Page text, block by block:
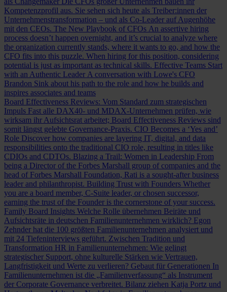
Kompetenzprofil aus. Sie sehen sich heute als Treiber:innen der
Unternehmenstransformation – und als Co-Leader auf Augenhöhe
mit den CEOs. The New Playbook of CFOs An assertive hiring
process doesn’t happen overnight, and it’s crucial to analyze where
the organization currently stands, where it wants to go, and how the
CFO fits into this puzzle. When hiring for this position, considering
potential is just as important as technical skills. Effective Teams Start
with an Authentic Leader A conversation with Lowe's CFO
Brandon Sink about his path to the role and how he builds and
inspires associates and teams
Board Effectiveness Reviews: Vom Standard zum strategischen
Impuls Fast alle DAX40- und MDAX-Unternehmen prüfen, wie
wirksam ihr Aufsichtsrat arbeitet; Board Effectiveness Reviews sind
somit längst gelebte Governance-Praxis. CIO Becomes a ‘Yes and’
Role Discover how companies are layering IT, digital, and data
responsibilities onto the traditional CIO role, resulting in titles like
CDIOs and CDTOs. Blazing a Trail: Women in Leadership From
being a Director of the Forbes Marshall group of companies and the
head of Forbes Marshall Foundation, Rati is a sought-after business
leader and philanthropist. Building Trust with Founders Whether
you are a board member, C-Suite leader, or chosen successor,
earning the trust of the Founder is the cornerstone of your success.
Family Board Insights Welche Rolle übernehmen Beiräte und
Aufsichtsräte in deutschen Familienunternehmen wirklich? Egon
Zehnder hat die 100 größten Familienunternehmen analysiert und
mit 24 Tiefeninterviews geführt. Zwischen Tradition und
Transformation HR in Familienunternehmen: Wie gelingt
strategischer Support, ohne kulturelle Stärken wie Vertrauen,
Langfristigkeit und Werte zu verlieren? Gebaut für Generationen In
Familienunternehmen ist die „Familienverfassung“ als Instrument
der Corporate Governance verbreitet. Bilanz ziehen Katja Portz und